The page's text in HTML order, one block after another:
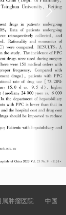
Next
属肿瘤医院
中国